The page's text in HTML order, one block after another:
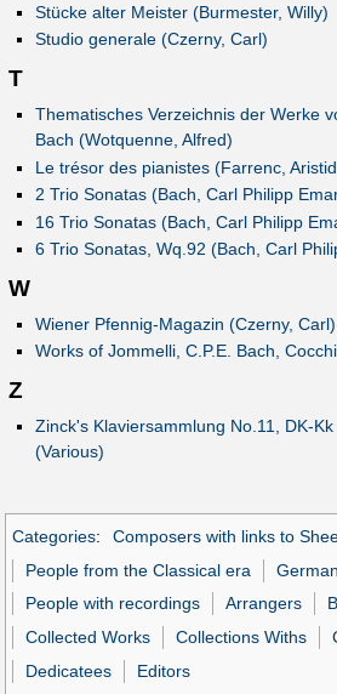
Stücke alter Meister (Burmester, Willy)
Studio generale (Czerny, Carl)
T
Thematisches Verzeichnis der Werke
Bach (Wotquenne, Alfred)
Le trésor des pianistes (Farrenc,
2 Trio Sonatas (Bach, Carl Philipp
16 Trio Sonatas (Bach, Carl Philipp
6 Trio Sonatas, Wq.92 (Bach, Carl
W
Wiener Pfennig-Magazin (Czerny, Carl)
Works of Jommelli, C.P.E. Bach,
Z
Zinck's Klaviersammlung No.11, DK-
(Various)
Categories: Composers with links to
People from the Classical era
People with recordings
Arrangers
Collected Works
Collections Withs
Dedicatees
Editors